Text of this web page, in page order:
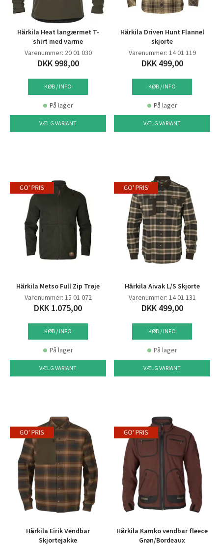
Härkila Heat langærmet T-
shirt med varme
Varenummer: 20 01 030
DKK 998,00
KØB / INFO
På lager
VÆLG VARIANT
Härkila Driven Hunt Flannel
skjorte
Varenummer: 14 01 119
DKK 499,00
KØB / INFO
På lager
VÆLG VARIANT
Härkila Metso Full Zip Trøje
Varenummer: 15 01 072
DKK 1.075,00
KØB / INFO
På lager
VÆLG VARIANT
Härkila Aivak L/S Skjorte
Varenummer: 14 01 131
DKK 499,00
KØB / INFO
På lager
VÆLG VARIANT
Härkila Eirik Vendbar
Skjortejakke
Härkila Kamko vendbar fleece
Grøn/Bordeaux